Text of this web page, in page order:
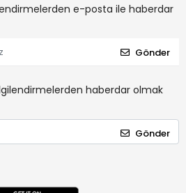
e-posta ile haberdar
Gönder
haberdar olmak
Gönder